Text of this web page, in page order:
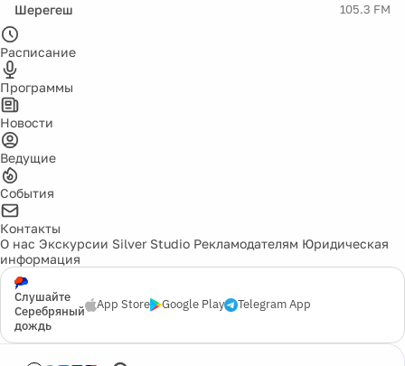
Шерегеш 105.3 FM
Расписание
Программы
Новости
Ведущие
События
Контакты
О нас Экскурсии Silver Studio Рекламодателям Юридическая
информация
Слушайте
Серебряный
дождь
App Store Google Play Telegram App